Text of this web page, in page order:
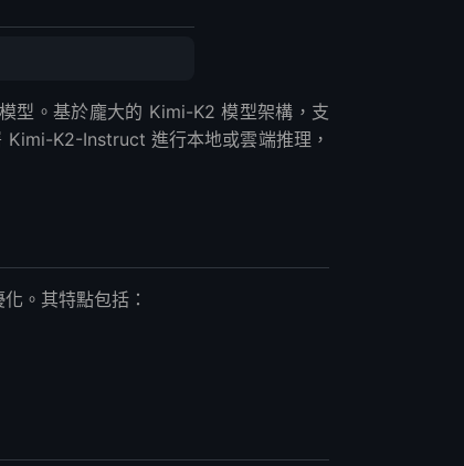
型。基於龐大的 Kimi-K2 模型架構，支
K2-Instruct 進行本地或雲端推理，
。其特點包括：